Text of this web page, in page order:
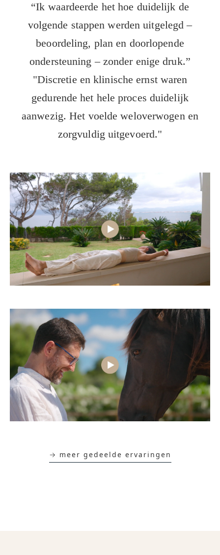
“Ik waardeerde het hoe duidelijk de
volgende stappen werden uitgelegd –
beoordeling, plan en doorlopende
ondersteuning – zonder enige druk.”
"Discretie en klinische ernst waren
gedurende het hele proces duidelijk
aanwezig. Het voelde weloverwogen en
zorgvuldig uitgevoerd."
→ meer gedeelde ervaringen